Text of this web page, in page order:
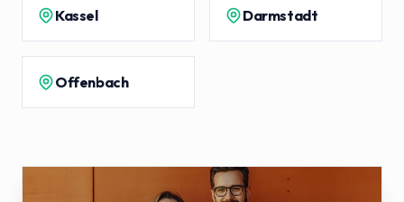
Kassel Darmstadt
Offenbach